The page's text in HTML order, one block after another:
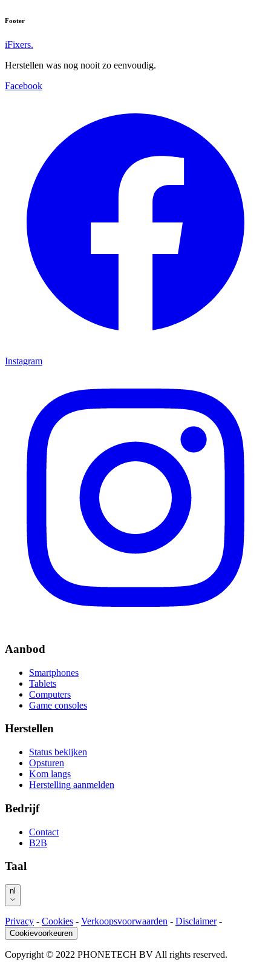
Footer
iFixers.
Herstellen was nog nooit zo eenvoudig.
Facebook
Instagram
Aanbod
Smartphones
Tablets
Computers
Game consoles
Herstellen
Status bekijken
Opsturen
Kom langs
Herstelling aanmelden
Bedrijf
Contact
B2B
Taal
nl
Privacy - Cookies - Verkoopsvoorwaarden - Disclaimer -
Cookievoorkeuren
Copyright © 2022 PHONETECH BV All rights reserved.